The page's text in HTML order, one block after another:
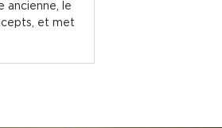
ancienne, le
et met